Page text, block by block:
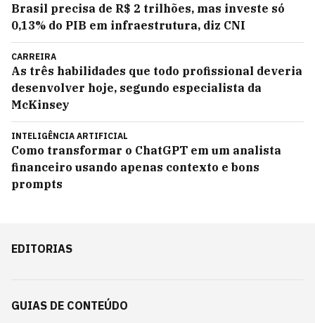
Brasil precisa de R$ 2 trilhões, mas investe só
0,13% do PIB em infraestrutura, diz CNI
CARREIRA
As três habilidades que todo profissional deveria
desenvolver hoje, segundo especialista da
McKinsey
INTELIGÊNCIA ARTIFICIAL
Como transformar o ChatGPT em um analista
financeiro usando apenas contexto e bons
prompts
EDITORIAS
GUIAS DE CONTEÚDO